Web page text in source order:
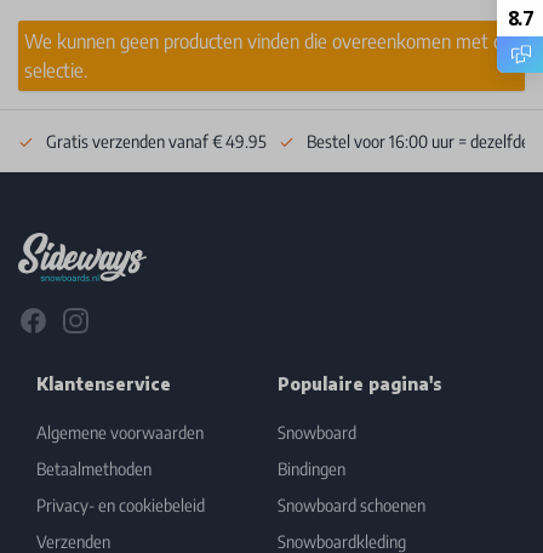
We kunnen geen producten vinden die overeenkomen met de
selectie.
8.7
Gratis verzenden vanaf € 49.95 Bestel voor 16:00 uur = dezelfde
FacebookInstagram
Klantenservice
Algemene voorwaarden
Betaalmethoden
Privacy- en cookiebeleid
Verzenden
Populaire pagina's
Snowboard
Bindingen
Snowboard schoenen
Snowboardkleding